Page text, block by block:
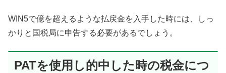
WIN5で億を超えるような払戻金を入手した時には、しっ
かりと国税局に申告する必要があるでしょう。
PATを使用し的中した時の税金につ